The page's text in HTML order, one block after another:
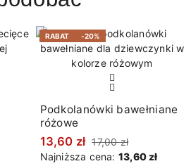
RABAT -20%
Podkolanówki bawełniane
różowe
13,60 zł 17,00 zł
Najniższa cena: 13,60 zł